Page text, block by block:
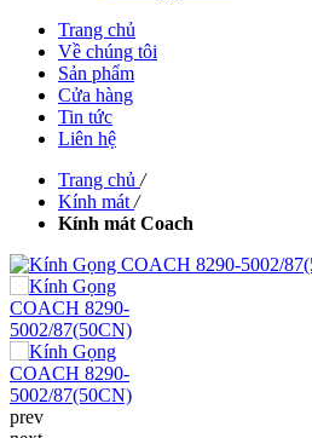
Trang chủ
Về chúng tôi
Sản phẩm
Cửa hàng
Tin tức
Liên hệ
Trang chủ /
Kính mát /
Kính mát Coach
prev